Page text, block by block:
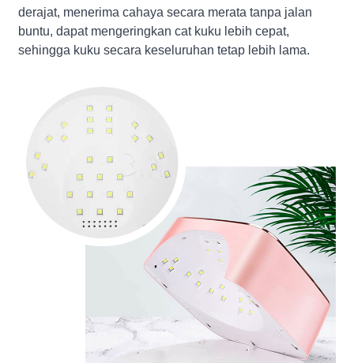
derajat, menerima cahaya secara merata tanpa jalan
buntu, dapat mengeringkan cat kuku lebih cepat,
sehingga kuku secara keseluruhan tetap lebih lama.